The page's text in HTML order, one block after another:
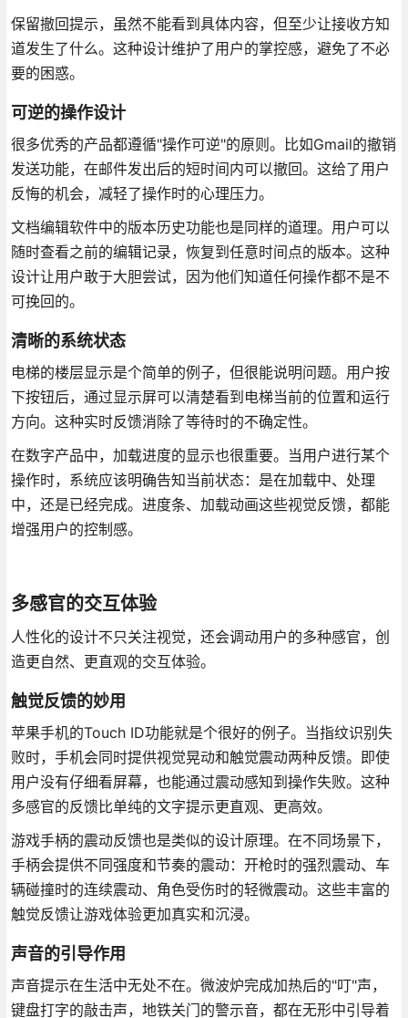
保留撤回提示，虽然不能看到具体内容，但至少让接收方知
道发生了什么。这种设计维护了用户的掌控感，避免了不必
要的困惑。
可逆的操作设计
很多优秀的产品都遵循"操作可逆"的原则。比如Gmail的撤销
发送功能，在邮件发出后的短时间内可以撤回。这给了用户
反悔的机会，减轻了操作时的心理压力。
文档编辑软件中的版本历史功能也是同样的道理。用户可以
随时查看之前的编辑记录，恢复到任意时间点的版本。这种
设计让用户敢于大胆尝试，因为他们知道任何操作都不是不
可挽回的。
清晰的系统状态
电梯的楼层显示是个简单的例子，但很能说明问题。用户按
下按钮后，通过显示屏可以清楚看到电梯当前的位置和运行
方向。这种实时反馈消除了等待时的不确定性。
在数字产品中，加载进度的显示也很重要。当用户进行某个
操作时，系统应该明确告知当前状态：是在加载中、处理
中，还是已经完成。进度条、加载动画这些视觉反馈，都能
增强用户的控制感。
多感官的交互体验
人性化的设计不只关注视觉，还会调动用户的多种感官，创
造更自然、更直观的交互体验。
触觉反馈的妙用
苹果手机的Touch ID功能就是个很好的例子。当指纹识别失
败时，手机会同时提供视觉晃动和触觉震动两种反馈。即使
用户没有仔细看屏幕，也能通过震动感知到操作失败。这种
多感官的反馈比单纯的文字提示更直观、更高效。
游戏手柄的震动反馈也是类似的设计原理。在不同场景下，
手柄会提供不同强度和节奏的震动：开枪时的强烈震动、车
辆碰撞时的连续震动、角色受伤时的轻微震动。这些丰富的
触觉反馈让游戏体验更加真实和沉浸。
声音的引导作用
声音提示在生活中无处不在。微波炉完成加热后的"叮"声，
键盘打字的敲击声，地铁关门的警示音，都在无形中引导着